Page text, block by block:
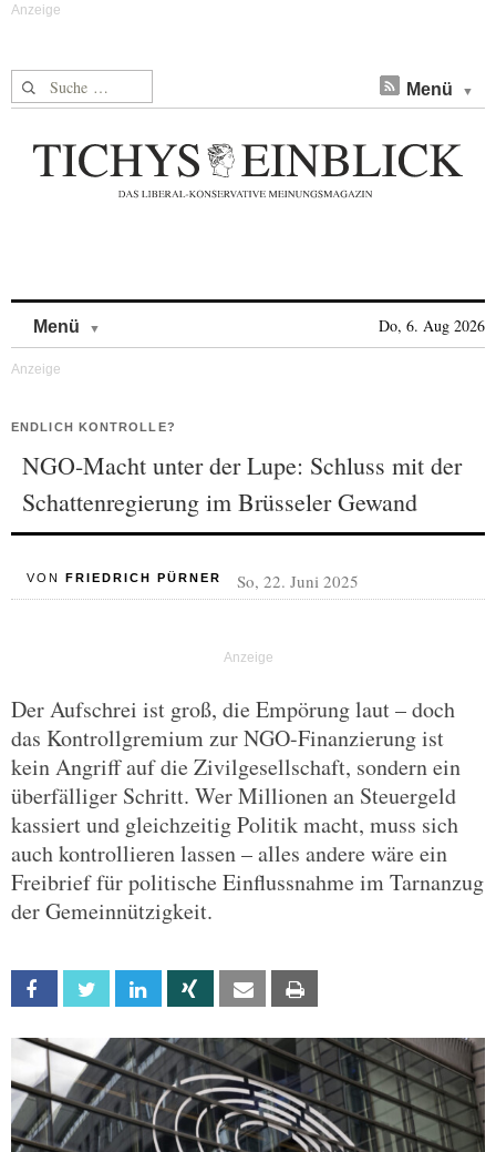
Suche nach: Menü
Menü Do, 6. Aug 2026
ENDLICH KONTROLLE?
NGO-Macht unter der Lupe: Schluss mit der
Schattenregierung im Brüsseler Gewand
VON FRIEDRICH PÜRNER So, 22. Juni 2025
Der Aufschrei ist groß, die Empörung laut – doch
das Kontrollgremium zur NGO-Finanzierung ist
kein Angriff auf die Zivilgesellschaft, sondern ein
überfälliger Schritt. Wer Millionen an Steuergeld
kassiert und gleichzeitig Politik macht, muss sich
auch kontrollieren lassen – alles andere wäre ein
Freibrief für politische Einflussnahme im Tarnanzug
der Gemeinnützigkeit.
Facebook Twitter Linkedin Xing Email